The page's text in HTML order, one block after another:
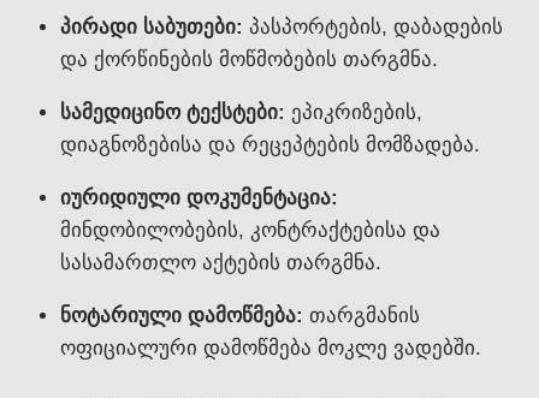
პირადი საბუთები: პასპორტების, დაბადების
და ქორწინების მოწმობების თარგმნა.
სამედიცინო ტექსტები: ეპიკრიზების,
დიაგნოზებისა და რეცეპტების მომზადება.
იურიდიული დოკუმენტაცია:
მინდობილობების, კონტრაქტებისა და
სასამართლო აქტების თარგმნა.
ნოტარიული დამოწმება: თარგმანის
ოფიციალური დამოწმება მოკლე ვადებში.